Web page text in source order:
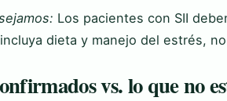
Los pacientes con SII
dieta y manejo del estrés,
vs. lo que no